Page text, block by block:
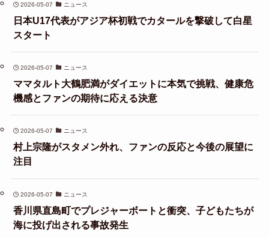
2026-05-07 ニュース
日本U17代表がアジア杯初戦でカタールを撃破して白星
スタート
2026-05-07 ニュース
ママタルト大鶴肥満がダイエットに本気で挑戦、健康危
機感とファンの期待に応える決意
2026-05-07 ニュース
村上宗隆がスタメン外れ、ファンの反応と今後の展望に
注目
2026-05-07 ニュース
香川県直島町でプレジャーボートと衝突、子どもたちが
海に投げ出される事故発生